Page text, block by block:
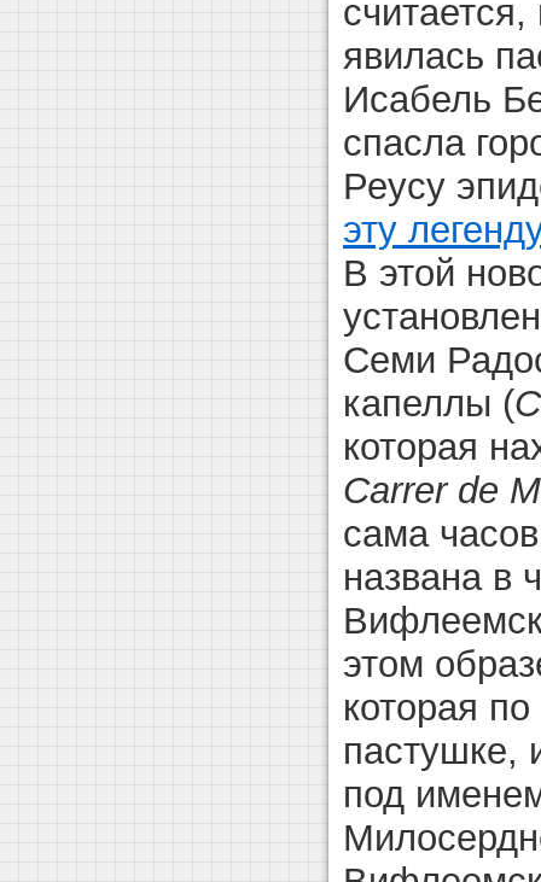
явилась
Исабель
спасла
Реусу
эту
В этой
Семи
капеллы (
которая
Carrer de
сама
названа в
этом
которая
пастушке,
под